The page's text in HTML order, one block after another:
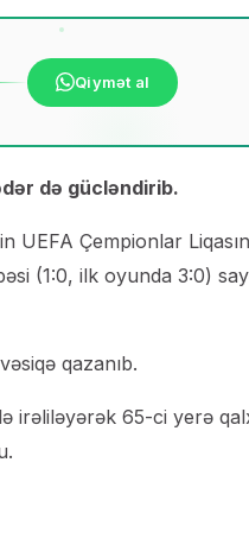
Qiymət al
də gücləndirib.
Çempionlar
(1:0, ilk oyunda 3:0)
qazanıb.
irəliləyərək 65-ci yerə